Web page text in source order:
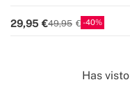
29,95 49,95 40
Has visto